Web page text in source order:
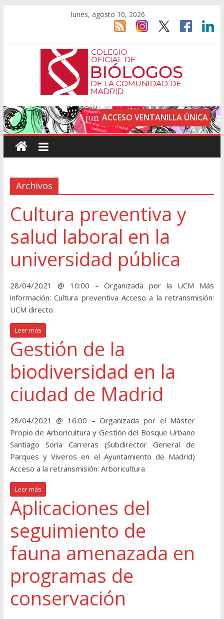
lunes, agosto 10, 2026
ACCESO VENTANILLA ÚNICA
Archivos
Cultura preventiva y
salud laboral en la
universidad pública
28/04/2021 @ 10:00 – Organizada por la UCM Más
información: Cultura preventiva Acceso a la retransmisión:
UCM directo.
Leer más
Gestión de la
biodiversidad en la
ciudad de Madrid
28/04/2021 @ 16:00 – Organizada por el Máster
Propio de Arboricultura y Gestión del Bosque Urbano
Santiago Soria Carreras (Subdirector General de
Parques y Viveros en el Ayuntamiento de Madrid)
Acceso a la retransmisión: Arboricultura
Leer más
Aplicaciones del
seguimiento de
fauna amenazada en
programas de
conservación